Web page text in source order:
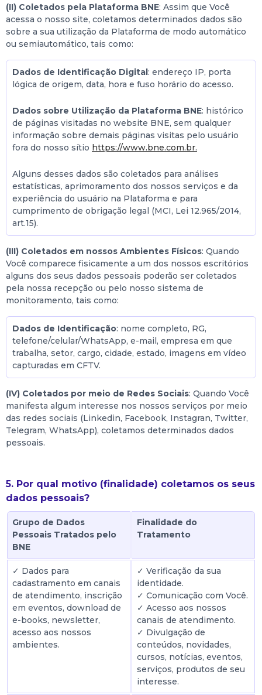
(II) Coletados pela Plataforma BNE: Assim que Você
acessa o nosso site, coletamos determinados dados são
sobre a sua utilização da Plataforma de modo automático
ou semiautomático, tais como:
Dados de Identificação Digital: endereço IP, porta
lógica de origem, data, hora e fuso horário do acesso.
Dados sobre Utilização da Plataforma BNE: histórico
de páginas visitadas no website BNE, sem qualquer
informação sobre demais páginas visitas pelo usuário
fora do nosso sítio https://www.bne.com.br.
Alguns desses dados são coletados para análises
estatísticas, aprimoramento dos nossos serviços e da
experiência do usuário na Plataforma e para
cumprimento de obrigação legal (MCI, Lei 12.965/2014,
art.15).
(III) Coletados em nossos Ambientes Físicos: Quando
Você comparece fisicamente a um dos nossos escritórios
alguns dos seus dados pessoais poderão ser coletados
pela nossa recepção ou pelo nosso sistema de
monitoramento, tais como:
Dados de Identificação: nome completo, RG,
telefone/celular/WhatsApp, e-mail, empresa em que
trabalha, setor, cargo, cidade, estado, imagens em vídeo
capturadas em CFTV.
(IV) Coletados por meio de Redes Sociais: Quando Você
manifesta algum interesse nos nossos serviços por meio
das redes sociais (Linkedin, Facebook, Instagran, Twitter,
Telegram, WhatsApp), coletamos determinados dados
pessoais.
5. Por qual motivo (finalidade) coletamos os seus
dados pessoais?
Grupo de Dados
Pessoais Tratados pelo
BNE
Finalidade do
Tratamento
✓ Dados para
cadastramento em canais
de atendimento, inscrição
em eventos, download de
e-books, newsletter,
acesso aos nossos
ambientes.
✓ Verificação da sua
identidade.
✓ Comunicação com Você.
✓ Acesso aos nossos
canais de atendimento.
✓ Divulgação de
conteúdos, novidades,
cursos, notícias, eventos,
serviços, produtos de seu
interesse.